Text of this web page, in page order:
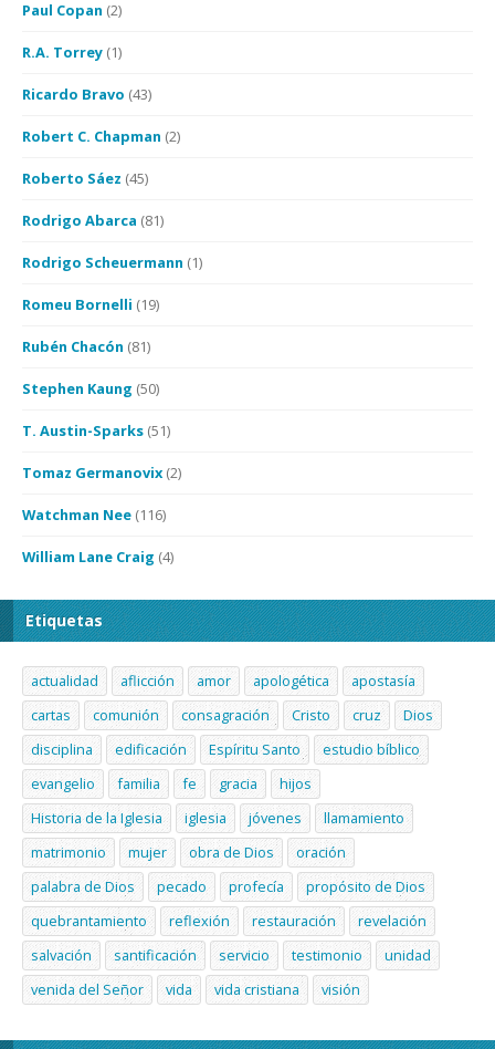
Paul Copan (2)
R.A. Torrey (1)
Ricardo Bravo (43)
Robert C. Chapman (2)
Roberto Sáez (45)
Rodrigo Abarca (81)
Rodrigo Scheuermann (1)
Romeu Bornelli (19)
Rubén Chacón (81)
Stephen Kaung (50)
T. Austin-Sparks (51)
Tomaz Germanovix (2)
Watchman Nee (116)
William Lane Craig (4)
Etiquetas
actualidad aflicción amor apologética
apostasía
cartas
comunión consagración Cristo cruz
Dios
disciplina
edificación Espíritu Santo
estudio bíblico
evangelio
familia fe gracia
hijos
Historia de la Iglesia
iglesia jóvenes
llamamiento
matrimonio
mujer obra de Dios
oración
palabra de Dios
pecado profecía
propósito de Dios
quebrantamiento
reflexión restauración
revelación
salvación
santificación servicio testimonio
unidad
venida del Señor
vida vida cristiana visión